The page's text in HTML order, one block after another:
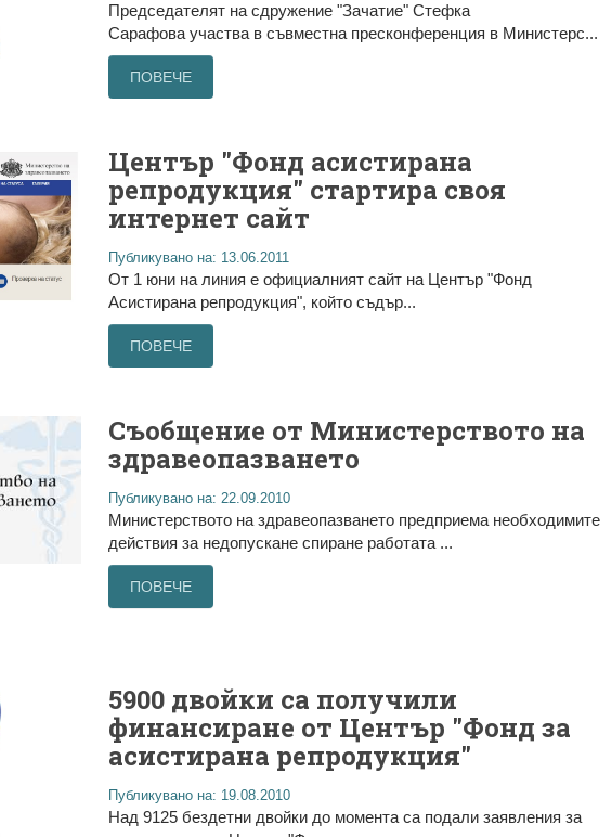
Председателят на сдружение "Зачатие" Стефка
Сарафова участва в съвместна пресконференция в Министерс...
ПОВЕЧЕ
Център "Фонд асистирана
репродукция" стартира своя
интернет сайт
Публикувано на: 13.06.2011
От 1 юни на линия е официалният сайт на Център "Фонд
Асистирана репродукция", който съдър...
ПОВЕЧЕ
Съобщение от Министерството на
здравеопазването
Публикувано на: 22.09.2010
Министерството на здравеопазването предприема необходимите
действия за недопускане спиране работата ...
ПОВЕЧЕ
5900 двойки са получили
финансиране от Център "Фонд за
асистирана репродукция"
Публикувано на: 19.08.2010
Над 9125 бездетни двойки до момента са подали заявления за